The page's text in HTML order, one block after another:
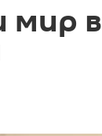
мир в